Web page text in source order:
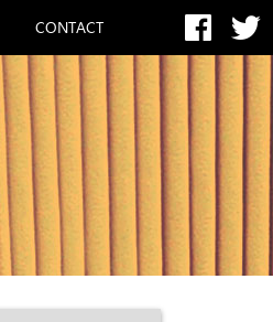
CONTACT